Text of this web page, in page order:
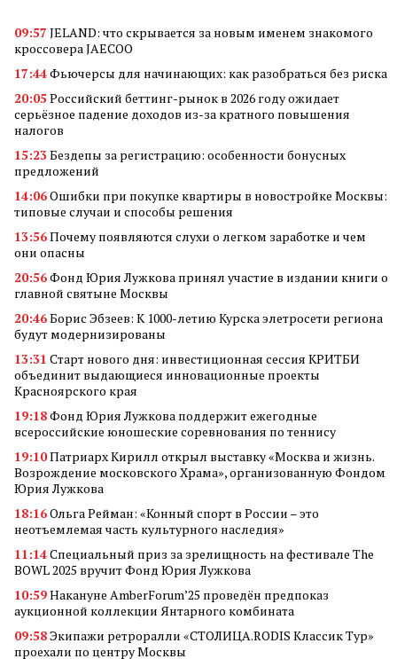
09:57 JELAND: что скрывается за новым именем знакомого
кроссовера JAECOO
17:44Фьючерсы для начинающих: как разобраться без риска
20:05Российский беттинг-рынок в 2026 году ожидает
серьёзное падение доходов из-за кратного повышения
налогов
15:23Бездепы за регистрацию: особенности бонусных
предложений
14:06Ошибки при покупке квартиры в новостройке Москвы:
типовые случаи и способы решения
13:56Почему появляются слухи о легком заработке и чем
они опасны
20:56Фонд Юрия Лужкова принял участие в издании книги о
главной святыне Москвы
20:46Борис Эбзеев: К 1000-летию Курска элетросети региона
будут модернизированы
13:31 Старт нового дня: инвестиционная сессия КРИТБИ
объединит выдающиеся инновационные проекты
Красноярского края
19:18Фонд Юрия Лужкова поддержит ежегодные
всероссийские юношеские соревнования по теннису
19:10Патриарх Кирилл открыл выставку «Москва и жизнь.
Возрождение московского Храма», организованную Фондом
Юрия Лужкова
18:16Ольга Рейман: «Конный спорт в России – это
неотъемлемая часть культурного наследия»
11:14Специальный приз за зрелищность на фестивале The
BOWL 2025 вручит Фонд Юрия Лужкова
10:59Накануне AmberForum’25 проведён предпоказ
аукционной коллекции Янтарного комбината
09:58Экипажи ретроралли «СТОЛИЦА.RODIS Классик Тур»
проехали по центру Москвы